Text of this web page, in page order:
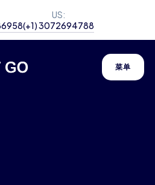
US:
(+1) 3072694788
菜单